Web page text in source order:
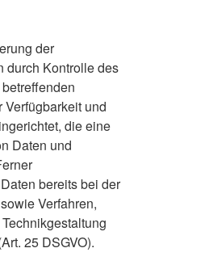
der
durch Kontrolle des
und
die eine
Daten und
bereits bei der
Verfahren,
25 DSGVO).